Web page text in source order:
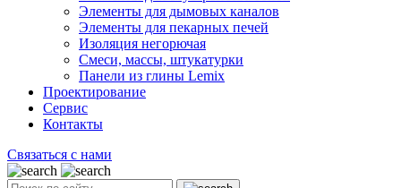
Элементы для дымовых каналов
Элементы для пекарных печей
Изоляция негорючая
Смеси, массы, штукатурки
Панели из глины Lemix
Проектирование
Сервис
Контакты
Связаться с нами